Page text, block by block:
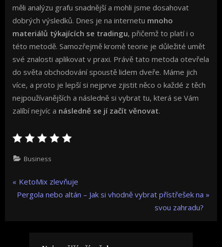
měli analýzu grafu snadnější a mohli jsme dosahovat
dobrých výsledků. Dnes je na internetu mnoho
materiálů týkajících se tradingu, přičemž to platí i o
této metodě. Samozřejmě kromě teorie je důležité umět
své znalosti aplikovat v praxi. Právě tato metoda otevřela
do světa obchodování spoustě lidem dveře. Máme jich
více, a proto je lepší si nejprve zjistit něco o každé z těch
nejpoužívanějších a následně si vybrat tu, která se Vám
zalíbí nejvíc a následně se jí začít věnovat.
Business
Navigace
pro
P
r
KetoMix zlevňuje
N
Pergola nebo altán – Jak si vhodně vybrat přístřešek na
svou zahradu?